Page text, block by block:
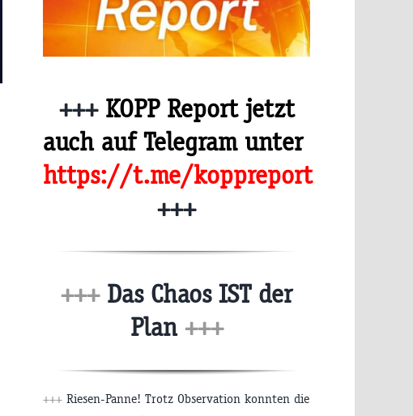
+++KOPP Report jetzt
auch auf Telegram unter
https://t.me/koppreport
+++
+++Das Chaos IST der
Plan +++
+++ Riesen-Panne! Trotz Observation konnten die